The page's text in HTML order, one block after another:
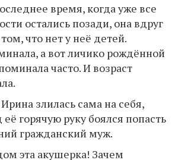
время, когда уже все
остались позади, она вдруг
что нет у неё детей.
а вот личико рождённой
часто. И возраст
злилась сама на себя,
горячую руку боялся попасть
гражданский муж.
эта акушерка! Зачем